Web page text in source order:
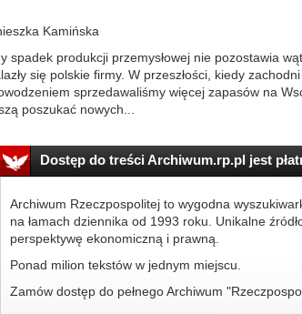
Kamińska
spadek produkcji przemysłowej nie pozostawia
się polskie firmy. W przeszłości, kiedy
sprzedawaliśmy więcej zapasów na
poszukać nowych...
Dostęp do treści Archiwum.rp.pl jest
Archiwum Rzeczpospolitej to wygodna
na łamach dziennika od 1993 roku. Unikalne
perspektywę ekonomiczną i prawną.
Ponad milion tekstów w jednym miejscu.
Zamów dostęp do pełnego Archiwum